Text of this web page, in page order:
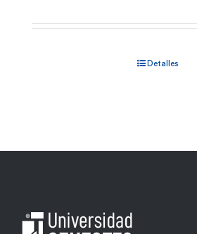
Detalles